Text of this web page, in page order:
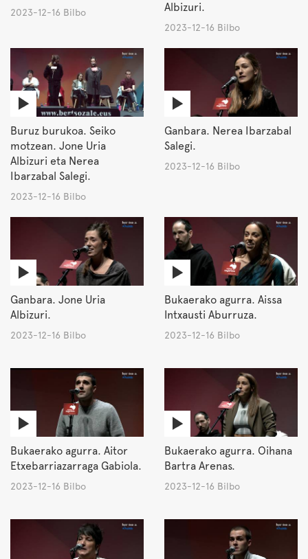
2023-12-16 Bilbo
Albizuri.
2023-12-16 Bilbo
Buruz burukoa. Seiko
motzean. Jone Uria
Albizuri eta Nerea
Ibarzabal Salegi.
2023-12-16 Bilbo
Ganbara. Nerea Ibarzabal
Salegi.
2023-12-16 Bilbo
Ganbara. Jone Uria
Albizuri.
2023-12-16 Bilbo
Bukaerako agurra. Aissa
Intxausti Aburruza.
2023-12-16 Bilbo
Bukaerako agurra. Aitor
Etxebarriazarraga Gabiola.
2023-12-16 Bilbo
Bukaerako agurra. Oihana
Bartra Arenas.
2023-12-16 Bilbo